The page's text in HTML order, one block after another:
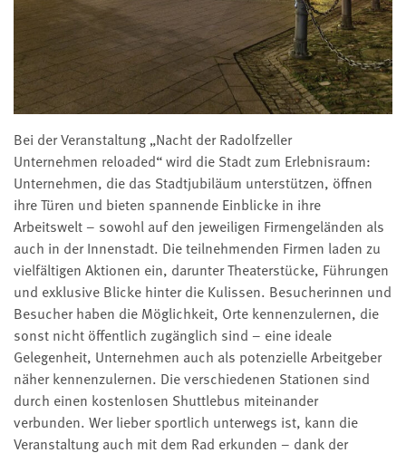
Bei der Veranstaltung „Nacht der Radolfzeller
Unternehmen reloaded“ wird die Stadt zum Erlebnisraum:
Unternehmen, die das Stadtjubiläum unterstützen, öffnen
ihre Türen und bieten spannende Einblicke in ihre
Arbeitswelt – sowohl auf den jeweiligen Firmengeländen als
auch in der Innenstadt. Die teilnehmenden Firmen laden zu
vielfältigen Aktionen ein, darunter Theaterstücke, Führungen
und exklusive Blicke hinter die Kulissen. Besucherinnen und
Besucher haben die Möglichkeit, Orte kennenzulernen, die
sonst nicht öffentlich zugänglich sind – eine ideale
Gelegenheit, Unternehmen auch als potenzielle Arbeitgeber
näher kennenzulernen. Die verschiedenen Stationen sind
durch einen kostenlosen Shuttlebus miteinander
verbunden. Wer lieber sportlich unterwegs ist, kann die
Veranstaltung auch mit dem Rad erkunden – dank der